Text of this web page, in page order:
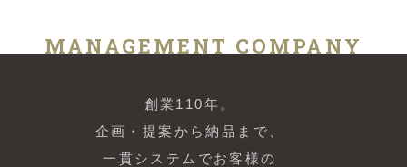
MANAGEMENT COMPANY
創業110年。
企画・提案から納品まで、
一貫システムでお客様の